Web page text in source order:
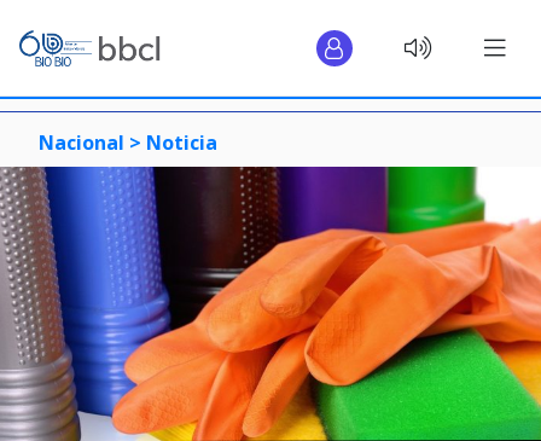
Nacional > Noticia